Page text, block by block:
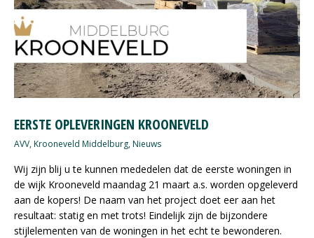
EERSTE OPLEVERINGEN KROONEVELD
AVV,Krooneveld Middelburg,Nieuws
Wij zijn blij u te kunnen mededelen dat de eerste woningen in
de wijk Krooneveld maandag 21 maart a.s. worden opgeleverd
aan de kopers! De naam van het project doet eer aan het
resultaat: statig en met trots! Eindelijk zijn de bijzondere
stijlelementen van de woningen in het echt te bewonderen.